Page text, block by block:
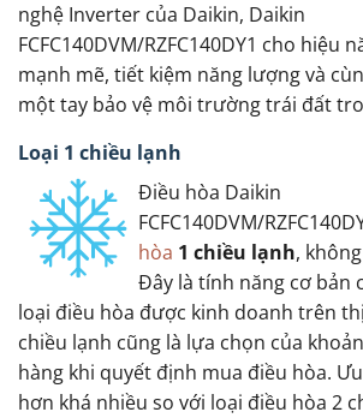
nghệ Inverter của Daikin, Daikin
FCFC140DVM/RZFC140DY1 cho hiệu
mạnh mẽ, tiết kiệm năng lượng và
một tay bảo vệ môi trường trái đất
Loại 1 chiều lạnh
Điều hòa Daikin
FCFC140DVM/
hòa 1 chiều lạnh,
Đây là tính năng cơ bản
loại điều hòa được kinh doanh trên
chiều lạnh cũng là lựa chọn của
hàng khi quyết định mua điều hòa.
hơn khá nhiều so với loại điều hòa 2